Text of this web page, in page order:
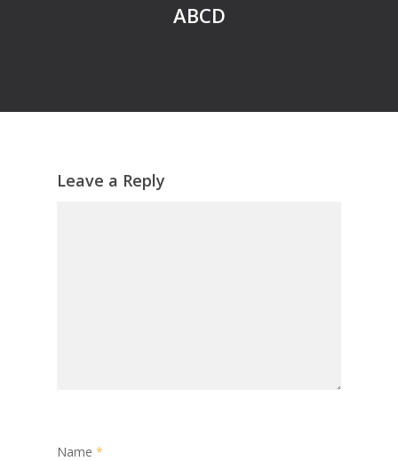
ABCD
Leave a Reply
Name *